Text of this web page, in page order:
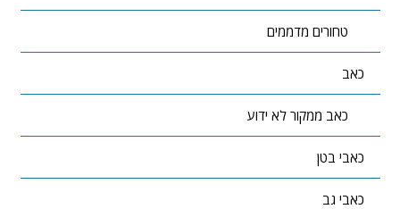
טחורים מדממים
כאב
כאב ממקור לא ידוע
כאבי בטן
כאבי גב